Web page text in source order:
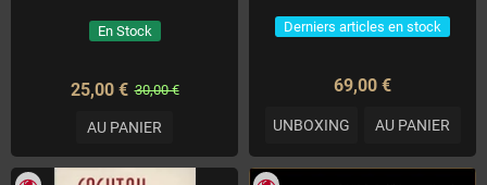
En Stock
25,00 € 30,00 €
AU PANIER
Derniers articles en stock
69,00 €
UNBOXING AU PANIER